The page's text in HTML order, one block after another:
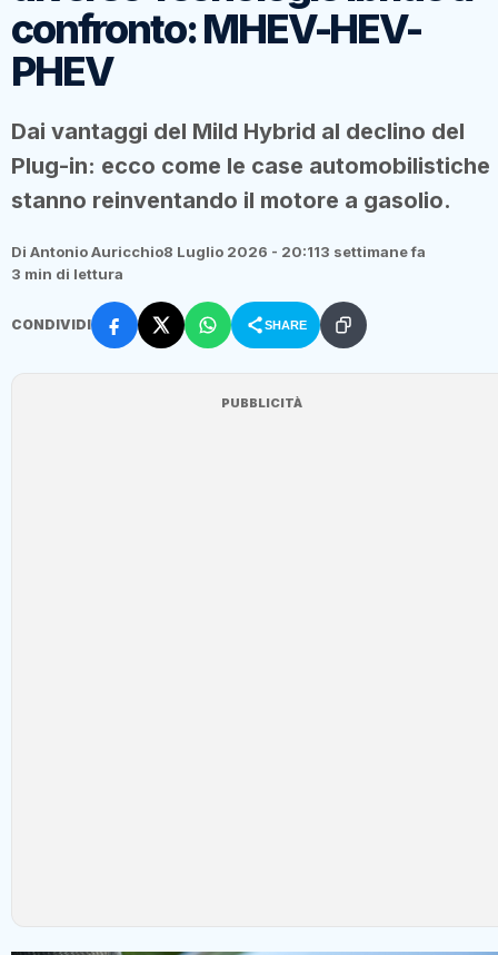
confronto: MHEV-HEV-
PHEV
Dai vantaggi del Mild Hybrid al declino del
Plug-in: ecco come le case automobilistiche
stanno reinventando il motore a gasolio.
Di Antonio Auricchio8 Luglio 2026 - 20:113 settimane fa
3 min di lettura
CONDIVIDI SHARE
PUBBLICITÀ